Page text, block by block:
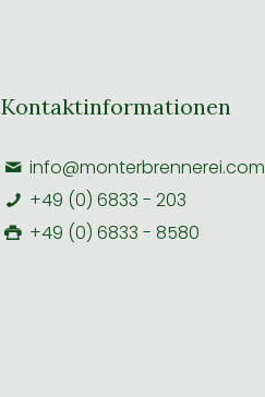
Kontaktinformationen
info@monterbrennerei.com
+49 (0) 6833 - 203
+49 (0) 6833 - 8580